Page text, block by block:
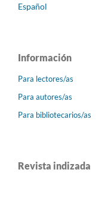
Español
Información
Para lectores/as
Para autores/as
Para bibliotecarios/as
Revista indizada